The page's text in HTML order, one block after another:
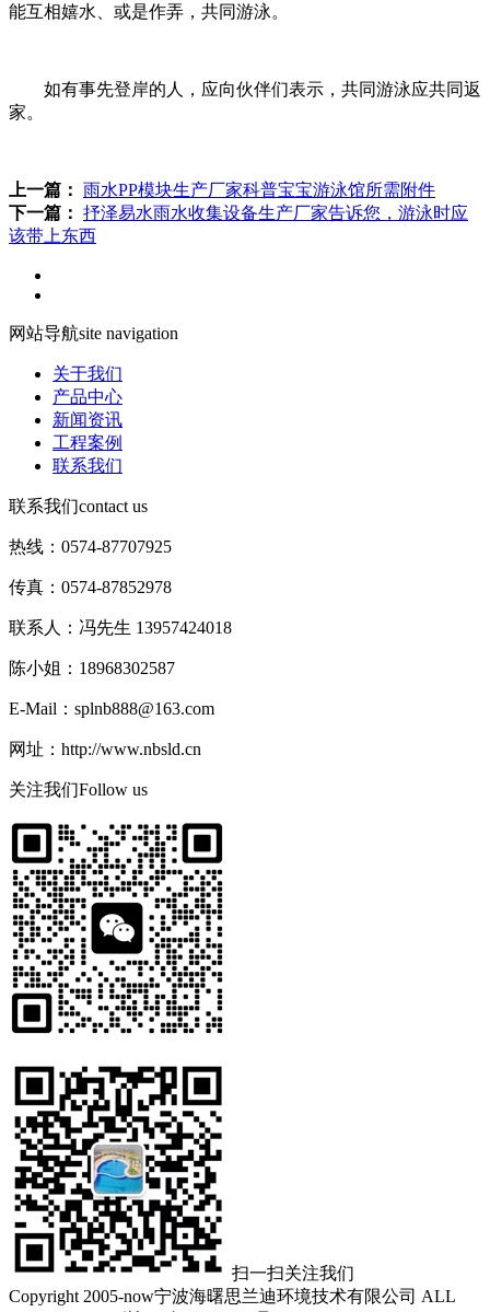
能互相嬉水、或是作弄，共同游泳。
如有事先登岸的人，应向伙伴们表示，共同游泳应共同返
家。
上一篇： 雨水PP模块生产厂家科普宝宝游泳馆所需附件
下一篇： 抒泽易水雨水收集设备生产厂家告诉您，游泳时应
该带上东西
网站导航site navigation
关于我们
产品中心
新闻资讯
工程案例
联系我们
联系我们contact us
热线：0574-87707925
传真：0574-87852978
联系人：冯先生 13957424018
陈小姐：18968302587
E-Mail：splnb888@163.com
网址：http://www.nbsld.cn
关注我们Follow us
扫一扫关注我们
Copyright 2005-now宁波海曙思兰迪环境技术有限公司 ALL